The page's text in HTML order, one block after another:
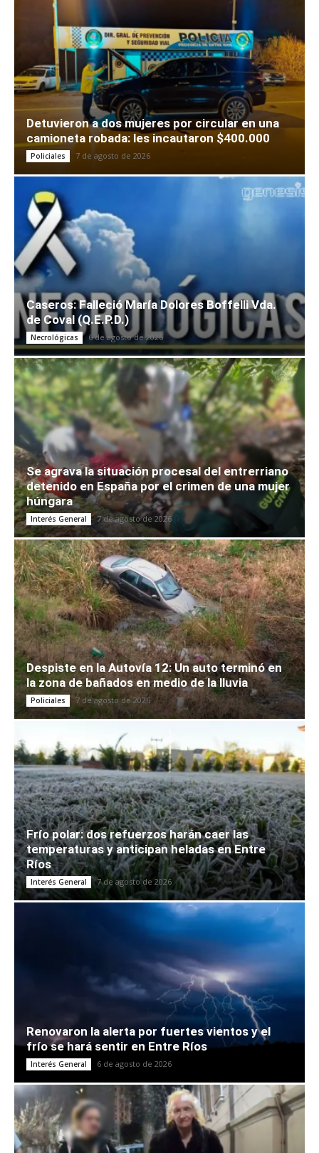
Detuvieron a dos mujeres por circular en una
camioneta robada: les incautaron $400.000
Policiales 7 de agosto de 2026
Caseros: Falleció María Dolores Boffelli Vda.
de Coval (Q.E.P.D.)
Necrológicas 6 de agosto de 2026
Se agrava la situación procesal del entrerriano
detenido en España por el crimen de una mujer
húngara
Interés General 7 de agosto de 2026
Despiste en la Autovía 12: Un auto terminó en
la zona de bañados en medio de la lluvia
Policiales 7 de agosto de 2026
Frío polar: dos refuerzos harán caer las
temperaturas y anticipan heladas en Entre
Ríos
Interés General 7 de agosto de 2026
Renovaron la alerta por fuertes vientos y el
frío se hará sentir en Entre Ríos
Interés General 6 de agosto de 2026